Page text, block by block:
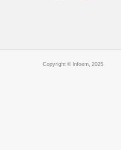
Copyright © Infoem, 2025